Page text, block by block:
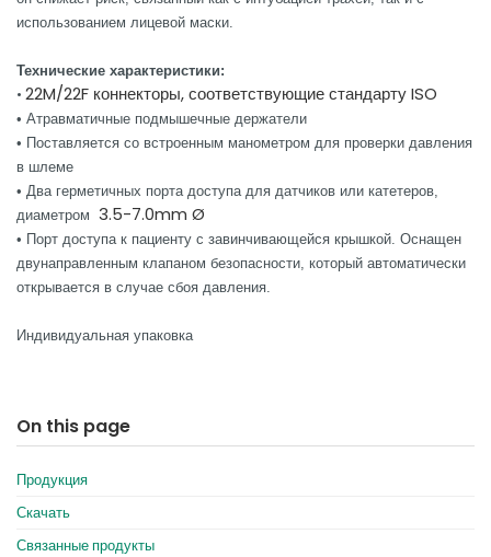
использованием лицевой маски.
Технические характеристики:
• 22M/22F коннекторы, соответствующие стандарту ISO
• Атравматичные подмышечные держатели
• Поставляется со встроенным манометром для проверки давления
в шлеме
• Два герметичных порта доступа для датчиков или катетеров,
диаметром
3.5-7.0mm Ø
• Порт доступа к пациенту с завинчивающейся крышкой. Оснащен
двунаправленным клапаном безопасности, который автоматически
открывается в случае сбоя давления.
Индивидуальная упаковка
On this page
Продукция
Скачать
Связанные продукты